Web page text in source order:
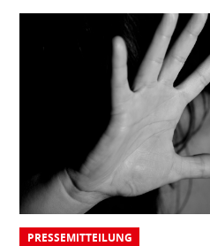
PRESSEMITTEILUNG